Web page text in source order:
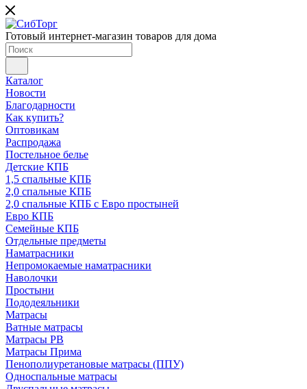
Готовый интернет-магазин товаров для дома
Каталог
Новости
Благодарности
Как купить?
Оптовикам
Распродажа
Постельное белье
Детские КПБ
1,5 спальные КПБ
2,0 спальные КПБ
2,0 спальные КПБ с Евро простыней
Евро КПБ
Семейные КПБ
Отдельные предметы
Наматрасники
Непромокаемые наматрасники
Наволочки
Простыни
Пододеяльники
Матрасы
Ватные матрасы
Матрасы РВ
Матрасы Прима
Пенополиуретановые матрасы (ППУ)
Односпальные матрасы